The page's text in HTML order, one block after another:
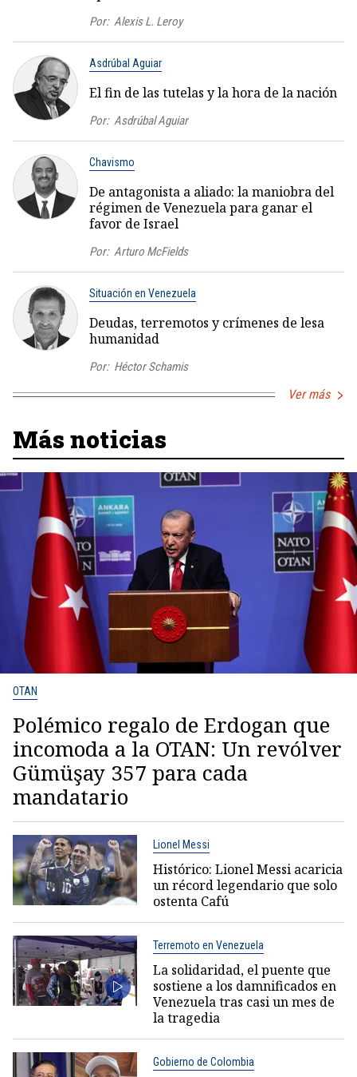
Por: Alexis L. Leroy
Asdrúbal Aguiar
El fin de las tutelas y la hora de la nación
Por: Asdrúbal Aguiar
Chavismo
De antagonista a aliado: la maniobra del
régimen de Venezuela para ganar el
favor de Israel
Por: Arturo McFields
Situación en Venezuela
Deudas, terremotos y crímenes de lesa
humanidad
Por: Héctor Schamis
Ver más
Más noticias
OTAN
Polémico regalo de Erdogan que
incomoda a la OTAN: Un revólver
Gümüşay 357 para cada
mandatario
Lionel Messi
Histórico: Lionel Messi acaricia
un récord legendario que solo
ostenta Cafú
Terremoto en Venezuela
La solidaridad, el puente que
sostiene a los damnificados en
Venezuela tras casi un mes de
la tragedia
Gobierno de Colombia